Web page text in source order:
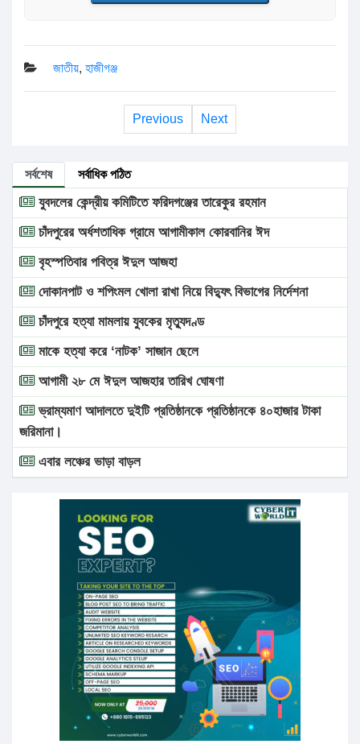
জাতীয়, হাজীগঞ্জ
Previous Next
সর্বশেষ সর্বাধিক পঠিত
যুবদলের কেন্দ্রীয় কমিটিতে ফরিদগঞ্জের তারেকুর রহমান
চাঁদপুরের অর্ধশতাধিক গ্রামে আগামীকাল কোরবানির ঈদ
বৃহস্পতিবার পবিত্র ঈদুল আজহা
দোকানপাট ও শপিংমল খোলা রাখা নিয়ে বিদ্যুৎ বিভাগের নির্দেশনা
চাঁদপুরে হত্যা মামলায় যুবকের মৃত্যুদণ্ড
মাকে হত্যা করে ‘নাটক’ সাজান ছেলে
আগামী ২৮ মে ঈদুল আজহার তারিখ ঘোষণা
ভ্রাম্যমাণ আদালতে দুইটি প্রতিষ্ঠানকে প্রতিষ্ঠানকে ৪০হাজার টাকা
জরিমানা।
এবার লঞ্চের ভাড়া বাড়ল
১৬ মে চাঁদপুর ও ২৫ মে ফেনী সফরে যাবেন প্রধানমন্ত্রী
উচ্চশিক্ষায় গৌরবময় অর্জন: পূর্ণ স্কলারশিপে যুক্তরাষ্ট্রে পিএইচডি
করছেন কুয়েটের কৃতি…
সারা দেশে বজ্রাঘাতে ১৪ জনের প্রাণহানি
কঠোর হচ্ছে এসএসসি ও এইচএসসি পরীক্ষা
ফরিদগঞ্জে আগুনে পুড়লো ৬ ব্যবসা প্রতিষ্ঠান